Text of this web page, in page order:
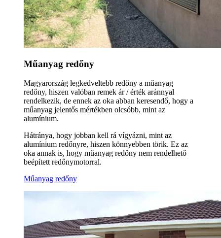
Műanyag redőny
Magyarország legkedveltebb redőny a műanyag
redőny, hiszen valóban remek ár / érték aránnyal
rendelkezik, de ennek az oka abban keresendő, hogy a
műanyag jelentős mértékben olcsóbb, mint az
alumínium.
Hátránya, hogy jobban kell rá vígyázni, mint az
alumínium redőnyre, hiszen könnyebben törik. Ez az
oka annak is, hogy műanyag redőny nem rendelhető
beépített redőnymotorral.
Műanyag redőny